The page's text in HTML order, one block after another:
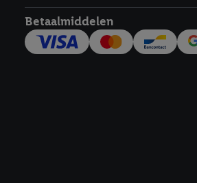
Betaalmiddelen